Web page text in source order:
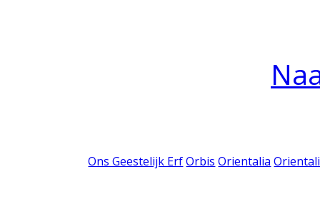
Ons Geestelijk Erf Orbis Orientalia